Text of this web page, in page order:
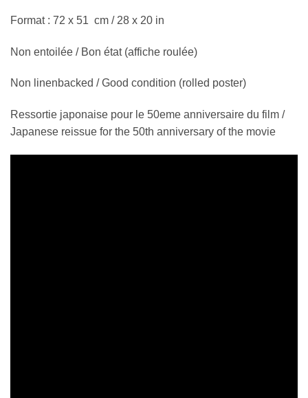
Format : 72 x 51 cm / 28 x 20 in
Non entoilée / Bon état (affiche roulée)
Non linenbacked / Good condition (rolled poster)
Ressortie japonaise pour le 50eme anniversaire du film /
Japanese reissue for the 50th anniversary of the movie